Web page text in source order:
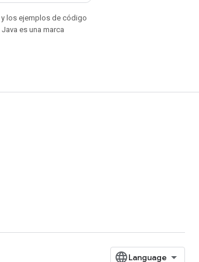
, y los ejemplos de código
. Java es una marca